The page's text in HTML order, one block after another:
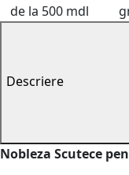
de la 500 mdl
Descriere
Nobleza Scutece